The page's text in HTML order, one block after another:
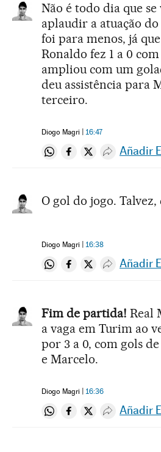
Não é todo dia que se
aplaudir a atuação
foi para menos, já
Ronaldo fez 1 a 0
ampliou com um
deu assistência para
terceiro.
Diogo Magri 16:47
Compartir en Whatsapp
Compartir en
Compartir en
Desplegar
Añadir
O gol do jogo.
Diogo Magri 16:38
Compartir en Whatsapp
Compartir en
Compartir en
Desplegar
Añadir
Fim de partida! Real
a vaga em Turim ao
por 3 a 0, com gols
e Marcelo.
Diogo Magri 16:36
Compartir en Whatsapp
Compartir en
Compartir en
Desplegar
Añadir